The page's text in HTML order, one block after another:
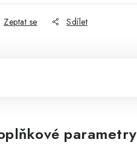
Zeptat se Sdílet
parametry